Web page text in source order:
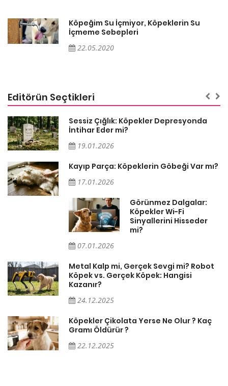
Köpeğim Su İçmiyor, Köpeklerin Su
İçmeme Sebepleri
22.05.2020
Editörün Seçtikleri
Sessiz Çığlık: Köpekler Depresyonda
İntihar Eder mi?
19.01.2026
Kayıp Parça: Köpeklerin Göbeği Var mı?
17.01.2026
Görünmez Dalgalar:
Köpekler Wi-Fi
Sinyallerini Hisseder
mi?
07.01.2026
Metal Kalp mi, Gerçek Sevgi mi? Robot
Köpek vs. Gerçek Köpek: Hangisi
Kazanır?
24.12.2025
Köpekler Çikolata Yerse Ne Olur ? Kaç
Gramı Öldürür ?
22.12.2025